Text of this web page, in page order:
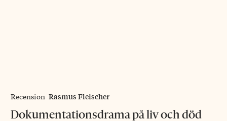
Recension Rasmus Fleischer
Dokumentationsdrama på liv och död